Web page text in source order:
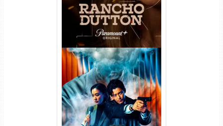
Vapor Humano 1ª Temporada
Torrent (2026) WEB-DL 1080p